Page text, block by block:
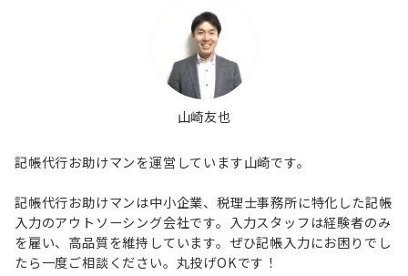
山崎友也
記帳代行お助けマンを運営しています山崎です。
記帳代行お助けマンは中小企業、税理士事務所に特化した記帳
入力のアウトソーシング会社です。入力スタッフは経験者のみ
を雇い、高品質を維持しています。ぜひ記帳入力にお困りでし
たら一度ご相談ください。丸投げOKです！